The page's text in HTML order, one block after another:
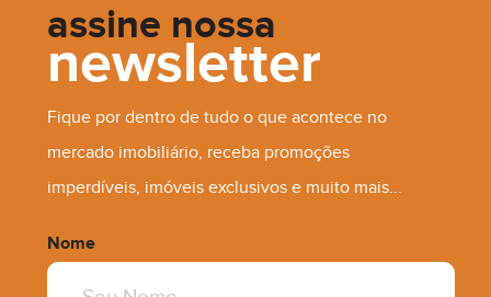
A Consultar
assine nossa
newsletter
Fique por dentro de tudo o que acontece no
mercado imobiliário, receba promoções
imperdíveis, imóveis exclusivos e muito mais...
Nome